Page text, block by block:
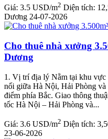
Giá: 3.5 USD/m2 Diện tích:
Dương 24-07-2026
Cho thuê nhà xưởng
Dương
1. Vị trí địa lý Nằm tại khu
nối giữa Hà Nội, Hải Phòng và
điểm phía Bắc. Giao thông
tốc Hà Nội – Hải Phòng và...
Giá: 3.6 USD/m2 Diện tích:
23-06-2026